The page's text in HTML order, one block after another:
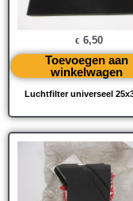
Luchtfilter universeel
€ 6,50
Toevoegen aan
winkelwagen